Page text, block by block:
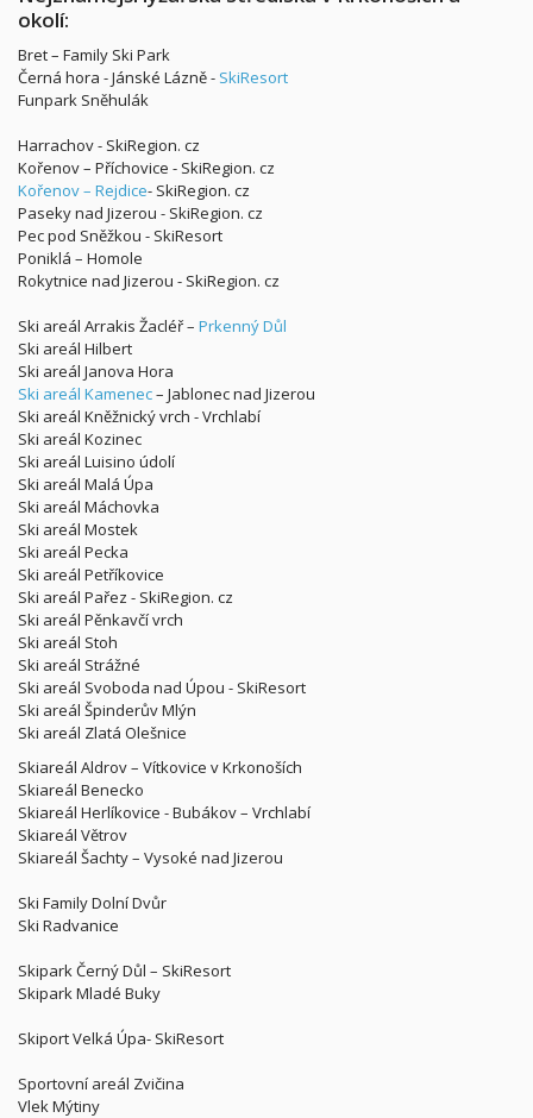
okolí:
Bret – Family Ski Park
Černá hora - Jánské Lázně - SkiResort
Funpark Sněhulák
Harrachov - SkiRegion. cz
Kořenov – Příchovice - SkiRegion. cz
Kořenov – Rejdice- SkiRegion. cz
Paseky nad Jizerou - SkiRegion. cz
Pec pod Sněžkou - SkiResort
Poniklá – Homole
Rokytnice nad Jizerou - SkiRegion. cz
Ski areál Arrakis Žacléř – Prkenný Důl
Ski areál Hilbert
Ski areál Janova Hora
Ski areál Kamenec– Jablonec nad Jizerou
Ski areál Kněžnický vrch - Vrchlabí
Ski areál Kozinec
Ski areál Luisino údolí
Ski areál Malá Úpa
Ski areál Máchovka
Ski areál Mostek
Ski areál Pecka
Ski areál Petříkovice
Ski areál Pařez - SkiRegion. cz
Ski areál Pěnkavčí vrch
Ski areál Stoh
Ski areál Strážné
Ski areál Svoboda nad Úpou - SkiResort
Ski areál Špinderův Mlýn
Ski areál Zlatá Olešnice
Skiareál Aldrov – Vítkovice v Krkonoších
Skiareál Benecko
Skiareál Herlíkovice - Bubákov – Vrchlabí
Skiareál Větrov
Skiareál Šachty – Vysoké nad Jizerou
Ski Family Dolní Dvůr
Ski Radvanice
Skipark Černý Důl – SkiResort
Skipark Mladé Buky
Skiport Velká Úpa- SkiResort
Sportovní areál Zvičina
Vlek Mýtiny